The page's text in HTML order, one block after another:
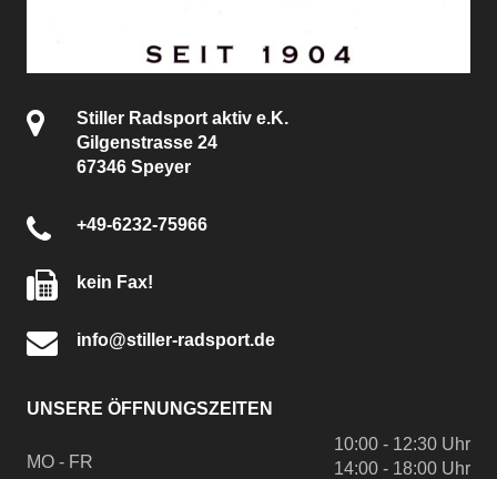
Stiller Radsport aktiv e.K.
Gilgenstrasse 24
67346 Speyer
+49-6232-75966
kein Fax!
info@stiller-radsport.de
UNSERE ÖFFNUNGSZEITEN
MO - FR
10:00 - 12:30 Uhr
14:00 - 18:00 Uhr